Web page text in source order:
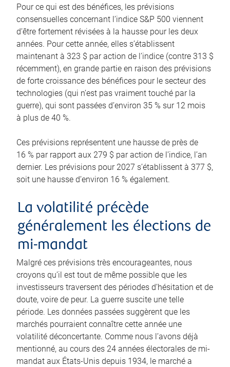
Pour ce qui est des bénéfices, les prévisions
consensuelles concernant l’indice S&P 500 viennent
d’être fortement révisées à la hausse pour les deux
années. Pour cette année, elles s’établissent
maintenant à 323 $ par action de l’indice (contre 313 $
récemment), en grande partie en raison des prévisions
de forte croissance des bénéfices pour le secteur des
technologies (qui n’est pas vraiment touché par la
guerre), qui sont passées d’environ 35 % sur 12 mois
à plus de 40 %.
Ces prévisions représentent une hausse de près de
16 % par rapport aux 279 $ par action de l’indice, l’an
dernier. Les prévisions pour 2027 s’établissent à 377 $,
soit une hausse d’environ 16 % également.
La volatilité précède
généralement les élections de
mi-mandat
Malgré ces prévisions très encourageantes, nous
croyons qu’il est tout de même possible que les
investisseurs traversent des périodes d’hésitation et de
doute, voire de peur. La guerre suscite une telle
période. Les données passées suggèrent que les
marchés pourraient connaître cette année une
volatilité déconcertante. Comme nous l’avons déjà
mentionné, au cours des 24 années électorales de mi-
mandat aux États-Unis depuis 1934, le marché a